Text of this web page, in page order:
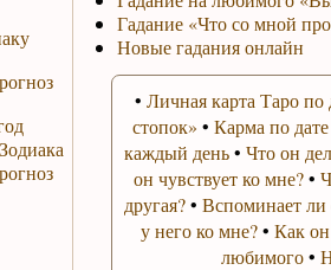
Гадание «Что со мной
Новые гадания онлайн
• Личная карта Таро по
стопок» • Карма по
каждый день• Что он
он чувствует ко мне?•
другая?• Вспоминает ли
у него ко мне?• Как
любимого•